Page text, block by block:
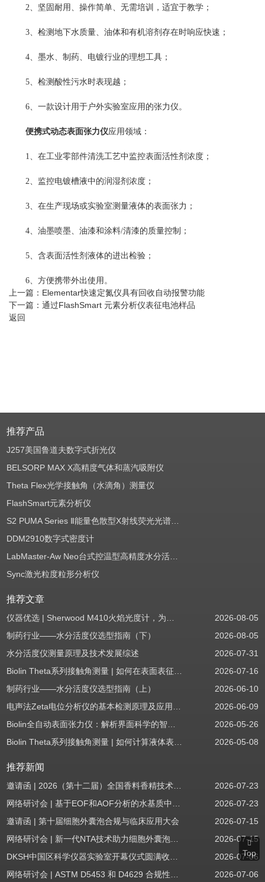
2、坚固耐用、操作简单、无需培训，适宜于教学；
3、检测地下水质量、油体和有机溶剂存在时响应快速；
4、墨水、制药、电镀行业的理想工具；
5、检测酸性污水时表现越；
6、一款设计用于户外实验室应用的张力仪。
便携式动态表面张力仪应用领域：
1、在工业零部件清洗工艺中监控表面活性剂浓度；
2、监控电镀槽液中的润湿剂浓度；
3、在生产现场或实验室测量液体的表面张力；
4、油墨喷墨、油漆和涂料/清漆的质量控制；
5、含表面活性剂液体的进出检验；
6、方便携带外出使用。
上一篇： Elementar快速定氮仪具有回收自动报警功能
下一篇： 通过FlashSmart 元素分析仪表征电池样品
返回
推荐产品
J257美国鲁道夫数字式折光仪
BELSORP MAX X高精度气体和蒸汽吸附仪
Theta Flex光学接触角（水滴角）测量仪
FlashSmart元素分析仪
S2 PUMA Series Ⅱ能量色散型X射线荧光光谱仪（EDXRF）
DDM2910数字式密度计
LabMaster-Aw Neo台式控温型高精度水分活度测定仪
Sync激光粒度粒形分析仪
推荐文章
仪器优选 | Sherwood M410火焰光度计，为用户检测提供值得信赖的基准方案
2026-08-05
制药行业——水分活度仪选型指南（下）
2026-08-05
水分活度仪测量原理及技术发展综述
2026-07-31
Biolin Theta系列接触角测量 | 如何在表面表征应用中使用接触角：后退角
2026-07-16
制药行业——水分活度仪选型指南（上）
2026-06-10
电声法Zeta电位分析仪的基本检测原理及应用场景
2026-06-09
Biolin全自动表面张力仪：解析界面科学的智能之眼
2026-05-26
Biolin Theta系列接触角测量 | 如何计算液体表面张力分量
2026-05-08
推荐新闻
邀请函 | 2026（第十二届）全国香料香精技术交流年会
2026-07-23
网络研讨会 | 基于EOF和AOF分析的水基质中PFAS筛查
2026-07-23
邀请函 | 第十届细胞外囊泡合规与临床应用大会
2026-07-15
网络研讨会 | 新一代NTA技术助力细胞外囊泡质量评估与工艺开发
2026-07-15
DKSH中国区科学仪器实验室开幕仪式圆满收官！
2026-07-06
网络研讨会 | ASTM D5453 和 D4629 合规性：无需妥协
2026-07-06
Top